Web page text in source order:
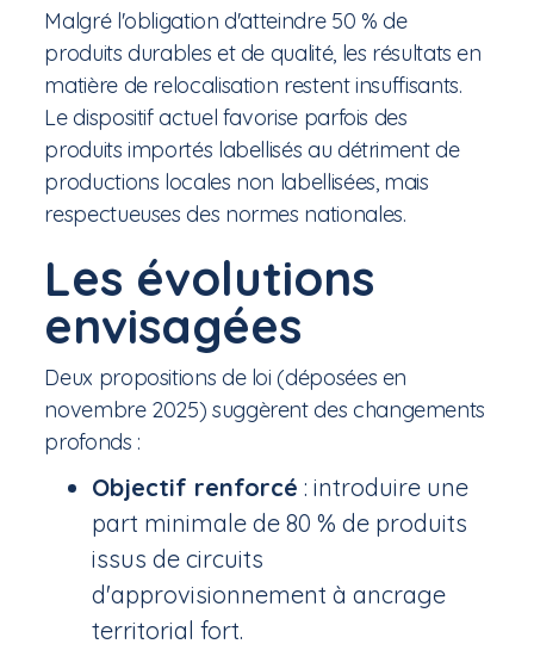
Malgré l'obligation d'atteindre 50 % de
produits durables et de qualité, les résultats en
matière de relocalisation restent insuffisants.
Le dispositif actuel favorise parfois des
produits importés labellisés au détriment de
productions locales non labellisées, mais
respectueuses des normes nationales.
Les évolutions
envisagées
Deux propositions de loi (déposées en
novembre 2025) suggèrent des changements
profonds :
Objectif renforcé : introduire une
part minimale de 80 % de produits
issus de circuits
d'approvisionnement à ancrage
territorial fort.